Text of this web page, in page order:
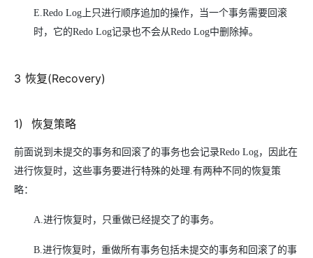
E.Redo Log 上只进行顺序追加的操作，当一个事务需要回滚
时，它的Redo Log记录也不会从Redo Log中删除掉。
3 恢复(Recovery)
1) 恢复策略
前面说到未提交的事务和回滚了的事务也会记录Redo Log，因此在
进行恢复时，这些事务要进行特殊的处理.有两种不同的恢复策
略：
A.进行恢复时，只重做已经提交了的事务。
B.进行恢复时，重做所有事务包括未提交的事务和回滚了的事